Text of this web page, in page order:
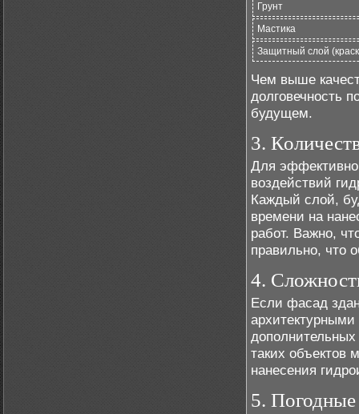
Грунт
Мастика
Защитный слой
Чем выше
долговечность
будущем.
3.
Для
воздействий
Каждый слой,
времени на
работ. Важно,
правильно, что
4.
Если фасад
таких объектов
нанесения
5. Погодные